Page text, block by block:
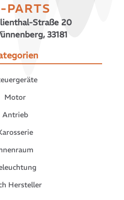
PARTS
Straße 20
33181
Motor
Antrieb
Hersteller